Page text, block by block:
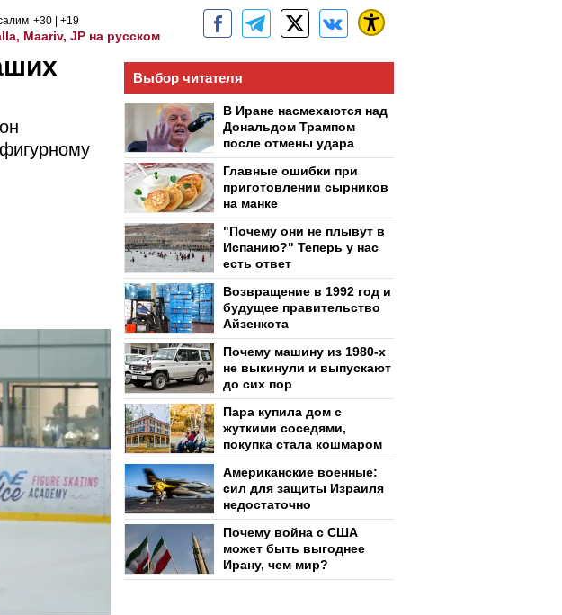
+30 +19
Maariv, JP на русском
Выбор читателя
В Иране насмехаются над
Дональдом Трампом
после отмены удара
Главные ошибки при
приготовлении сырников
на манке
"Почему они не плывут в
Испанию?" Теперь у нас
есть ответ
Возвращение в 1992 год и
будущее правительство
Айзенкота
Почему машину из 1980-х
не выкинули и выпускают
до сих пор
Пара купила дом с
жуткими соседями,
покупка стала кошмаром
Американские военные:
сил для защиты Израиля
недостаточно
Почему война с США
может быть выгоднее
Ирану, чем мир?